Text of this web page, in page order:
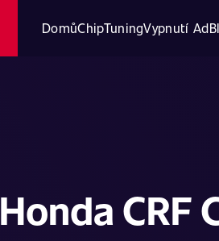
DomůChipTuningVypnutí
Honda CRF